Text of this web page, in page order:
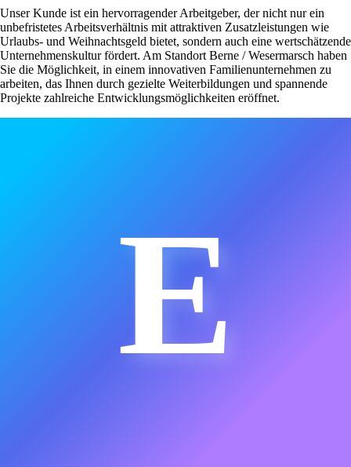
Unser Kunde ist ein hervorragender Arbeitgeber, der nicht nur ein
unbefristetes Arbeitsverhältnis mit attraktiven Zusatzleistungen wie
Urlaubs- und Weihnachtsgeld bietet, sondern auch eine wertschätzende
Unternehmenskultur fördert. Am Standort Berne / Wesermarsch haben
Sie die Möglichkeit, in einem innovativen Familienunternehmen zu
arbeiten, das Ihnen durch gezielte Weiterbildungen und spannende
Projekte zahlreiche Entwicklungsmöglichkeiten eröffnet.
E